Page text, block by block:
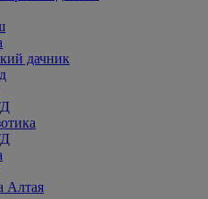
дачник
Алтая